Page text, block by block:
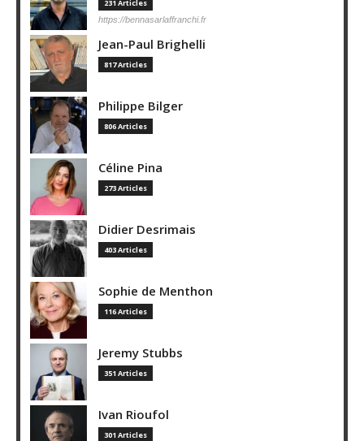
231 Articles
https://bennasarlaffranchi.fr
Jean-Paul Brighelli
817 Articles
Philippe Bilger
806 Articles
Céline Pina
273 Articles
Didier Desrimais
403 Articles
Sophie de Menthon
116 Articles
Jeremy Stubbs
351 Articles
Ivan Rioufol
301 Articles